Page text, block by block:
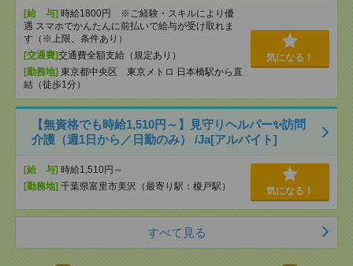
[給 与] 時給1800円 ※ご経験・スキルにより優
遇 スマホでかんたんに前払いで給与が受け取れま
す（※上限、条件あり）
[交通費]交通費全額支給（規定あり）
[勤務地] 東京都中央区 東京メトロ 日本橋駅から直
結（徒歩1分）
気になる！
【無資格でも時給1,510円～】見守りヘルパー✨訪問
介護（週1日から／日勤のみ） /Ja[アルバイト]
[給 与] 時給1,510円～
[勤務地] 千葉県富里市美沢（最寄り駅：榎戸駅） 気になる！
すべて見る